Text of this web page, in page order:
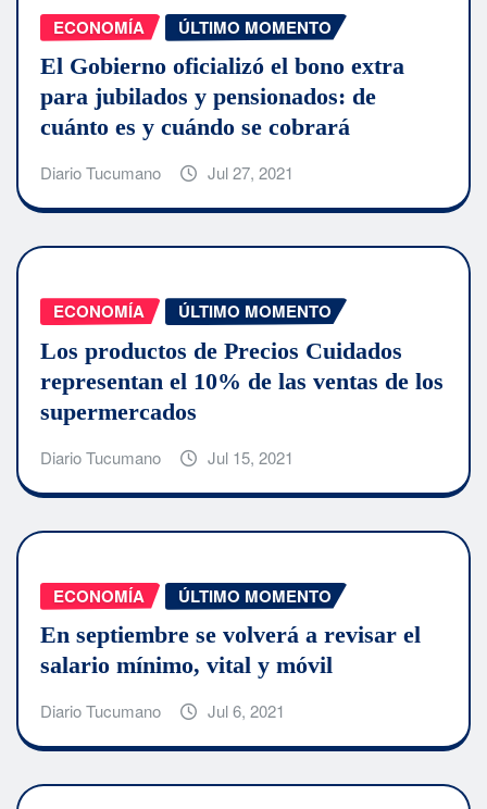
ECONOMÍA ÚLTIMO MOMENTO
El Gobierno oficializó el bono extra
para jubilados y pensionados: de
cuánto es y cuándo se cobrará
Diario Tucumano Jul 27, 2021
ECONOMÍA ÚLTIMO MOMENTO
Los productos de Precios Cuidados
representan el 10% de las ventas de los
supermercados
Diario Tucumano Jul 15, 2021
ECONOMÍA ÚLTIMO MOMENTO
En septiembre se volverá a revisar el
salario mínimo, vital y móvil
Diario Tucumano Jul 6, 2021